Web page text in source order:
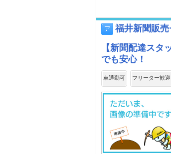
福井新聞販
【新聞配達ス
でも安心！
車通勤可 フリーター歓迎